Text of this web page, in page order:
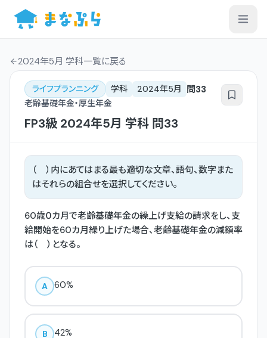
2024年5月 学科一覧に戻る
ライフプランニング 学科 2024年5月 問33
老齢基礎年金・厚生年金
FP3級 2024年5月 学科 問33
（ ）内にあてはまる最も適切な文章、語句、数字また
はそれらの組合せを選択してください。
60歳０カ月で老齢基礎年金の繰上げ支給の請求をし、支
給開始を60カ月繰り上げた場合、老齢基礎年金の減額率
は（ ）となる。
A 60%
B 42%